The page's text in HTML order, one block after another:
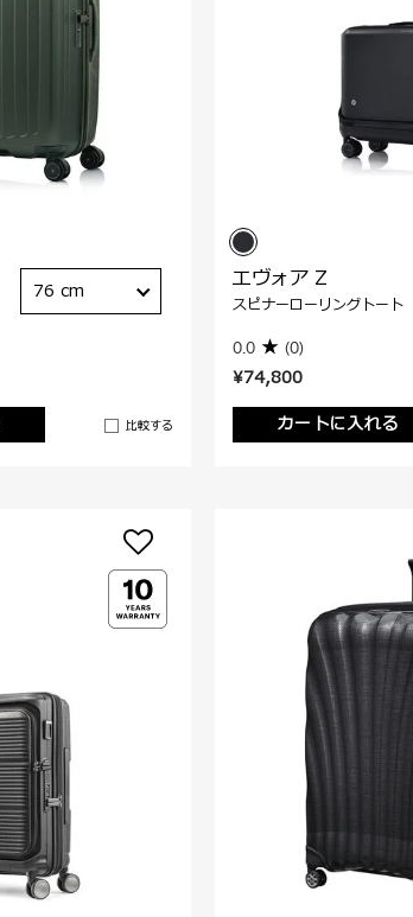
比較する
76 cm
¥74,800
カートに入れる
エヴォア Z
スピナーローリングトート
0.0 (0)